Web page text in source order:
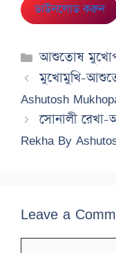
ডাউনলোড করুন
Categories
আশুতোষ
মুখোমুখি-
Ashutosh
সোনালী
Rekha By
Leave a